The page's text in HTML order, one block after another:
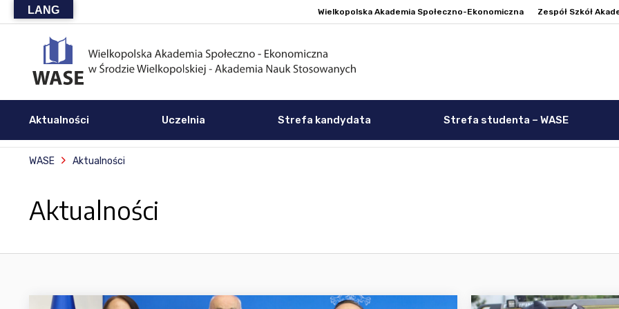
Wielkopolska Akademia Społeczno-Ekonomiczna Zespół Szkół
Aktualności Uczelnia Strefa kandydata Strefa studenta – WASE
WASE Aktualności
Aktualności
LANG